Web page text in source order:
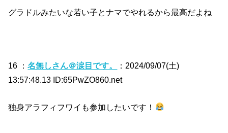
グラドルみたいな若い子とナマでやれるから最高だよね
16 ：名無しさん＠涙目です。
：2024/09/07(土)
13:57:48.13 ID:65PwZO860.net
独身アラフィフワイも参加したいです！